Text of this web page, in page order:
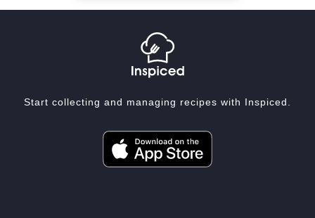
Start collecting and managing recipes with Inspiced.